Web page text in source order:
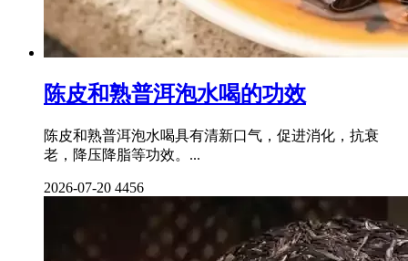
陈皮和熟普洱泡水喝的功效
陈皮和熟普洱泡水喝具有清新口气，促进消化，抗衰
老，降压降脂等功效。...
2026-07-20 4456